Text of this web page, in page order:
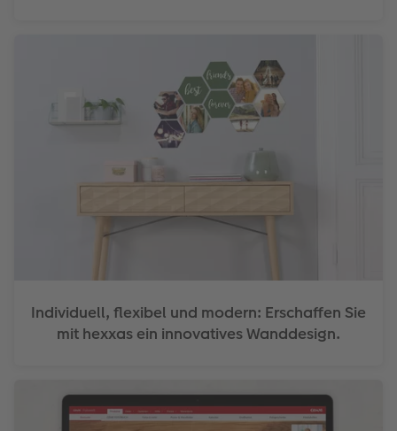
Individuell, flexibel und modern: Erschaffen Sie
mit hexxas ein innovatives Wanddesign.